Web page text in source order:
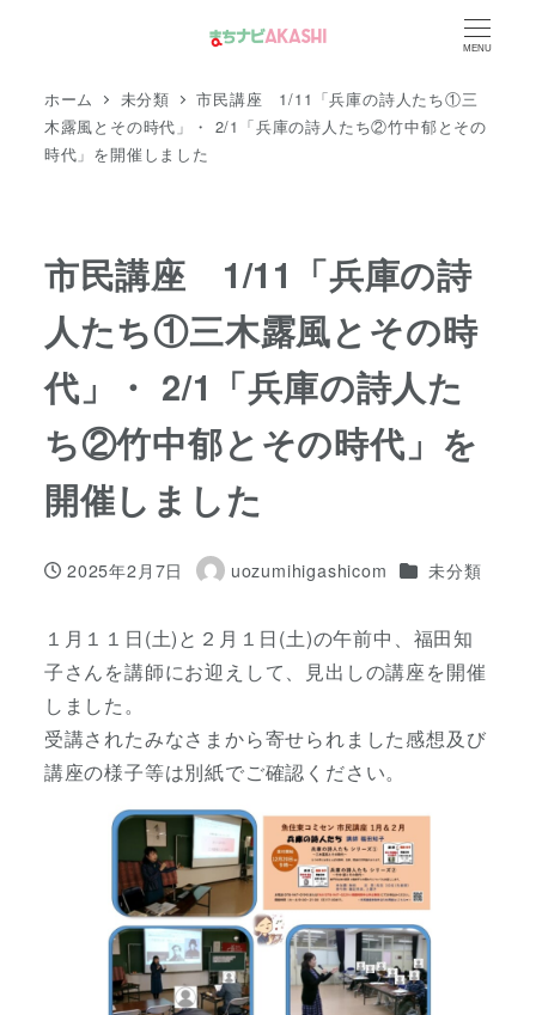
MENU
ホーム 未分類
市民講座 1/11「兵庫の詩人たち①三
木露風とその時代」・ 2/1「兵庫の詩人たち②竹中郁とその
時代」を開催しました
市民講座 1/11「兵庫の詩
人たち①三木露風とその時
代」・ 2/1「兵庫の詩人た
ち②竹中郁とその時代」を
開催しました
投稿日
2025年2月7日
著
uozumihigashicom カテゴリー
未分類
１月１１日(土)と２月１日(土)の午前中、福田知
子さんを講師にお迎えして、見出しの講座を開催
しました。
受講されたみなさまから寄せられました感想及び
講座の様子等は別紙でご確認ください。